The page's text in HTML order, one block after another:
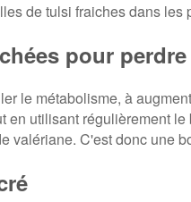
de tulsi fraiches dans
pour
le métabolisme, à
en utilisant régulièrement
valériane. C'est donc une